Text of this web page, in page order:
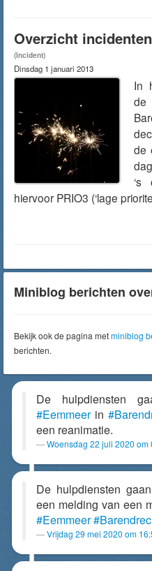
Overzicht
(Incident)
Dinsdag 1 januari 2013
In
de
de
‘s
hiervoor PRIO3 (‘lage
Miniblog berichten
Bekijk ook de pagina metminiblog
berichten.
De hulpdiensten
#Eemmeerin
een reanimatie.
Woensdag 22 juli 2020 om
De hulpdiensten
een melding van een
#Eemmeer
Vrijdag 29 mei 2020 om